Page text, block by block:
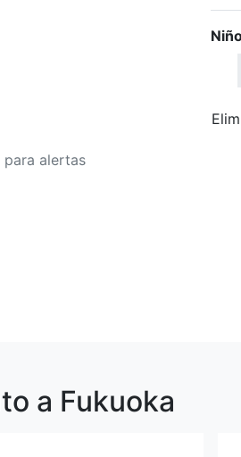
a Fukuoka